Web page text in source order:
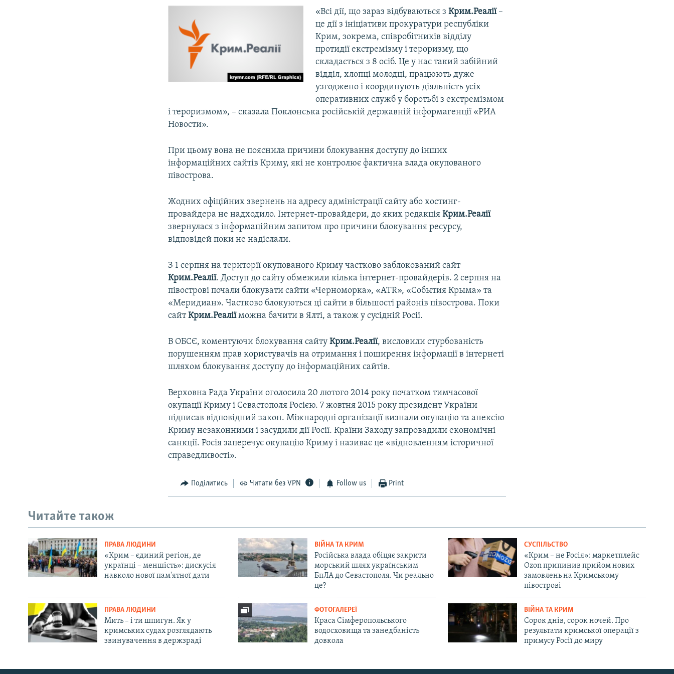
Русский
«Всі дії, що зараз відбуваються з Крим.Реалії–
це дії з ініціативи прокуратури республіки
Крим, зокрема, співробітників відділу
протидії екстремізму і тероризму, що
складається з 8 осіб. Це у нас такий забійний
відділ, хлопці молодці, працюють дуже
узгоджено і координують діяльність усіх
оперативних служб у боротьбі з екстремізмом
і тероризмом», – сказала Поклонська російській державній інформагенції «РИА
Новости».
При цьому вона не пояснила причини блокування доступу до інших
інформаційних сайтів Криму, які не контролює фактична влада окупованого
півострова.
Жодних офіційних звернень на адресу адміністрації сайту або хостинг-
провайдера не надходило. Інтернет-провайдери, до яких редакціяКрим.Реалії
звернулася з інформаційним запитом про причини блокування ресурсу,
відповідей поки не надіслали.
З 1 серпня на території окупованого Криму частково заблокований сайт
Крим.Реалії. Доступ до сайту обмежили кілька інтернет-провайдерів. 2 серпня на
півострові почали блокувати сайти «Черноморка», «ATR», «События Крыма» та
«Меридиан». Частково блокуються ці сайти в більшості районів півострова. Поки
сайтКрим.Реаліїможна бачити в Ялті, а також у сусідній Росії.
В ОБСЄ, коментуючи блокування сайтуКрим.Реалії, висловили стурбованість
порушенням прав користувачів на отримання і поширення інформації в інтернеті
шляхом блокування доступу до інформаційних сайтів.
Верховна Рада України оголосила 20 лютого 2014 року початком тимчасової
окупації Криму і Севастополя Росією. 7 жовтня 2015 року президент України
підписав відповідний закон. Міжнародні організації визнали окупацію та анексію
Криму незаконними і засудили дії Росії. Країни Заходу запровадили економічні
санкції. Росія заперечує окупацію Криму і називає це «відновленням історичної
справедливості».
Поділитись Читати без VPN Follow us Print
Читайте також
ПРАВА ЛЮДИНИ
«Крим – єдиний регіон, де
українці – меншість»: дискусія
навколо нової пам'ятної дати
ВІЙНА ТА КРИМ
Російська влада обіцяє закрити
морський шлях українським
БпЛА до Севастополя. Чи реально
це?
СУСПІЛЬСТВО
«Крим – не Росія»: маркетплейс
Ozon припинив прийом нових
замовлень на Кримському
півострові
ПРАВА ЛЮДИНИ
Мить – і ти шпигун. Як у
кримських судах розглядають
звинувачення в держзраді
ФОТОГАЛЕРЕЇ
Краса Сімферопольського
водосховища та занедбаність
довкола
ВІЙНА ТА КРИМ
Сорок днів, сорок ночей. Про
результати кримської операції з
примусу Росії до миру